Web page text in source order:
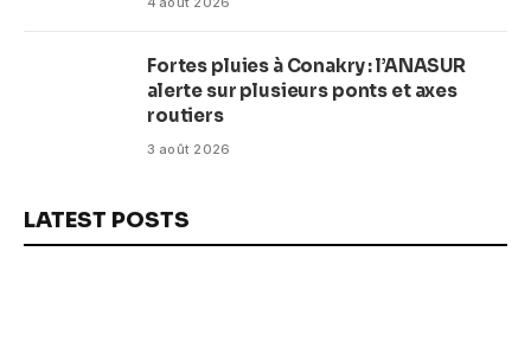
Fortes pluies à Conakry : l’ANASUR
alerte sur plusieurs ponts et axes
routiers
3 août 2026
LATEST POSTS